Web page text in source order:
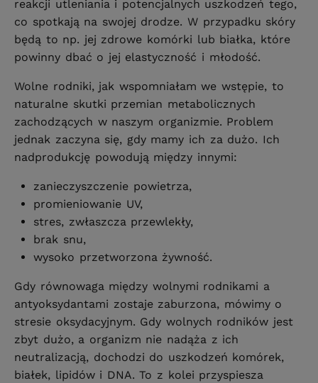
reakcji utleniania i potencjalnych uszkodzeń tego,
co spotkają na swojej drodze. W przypadku skóry
będą to np. jej zdrowe komórki lub białka, które
powinny dbać o jej elastyczność i młodość.
Wolne rodniki, jak wspomniałam we wstępie, to
naturalne skutki przemian metabolicznych
zachodzących w naszym organizmie. Problem
jednak zaczyna się, gdy mamy ich za dużo. Ich
nadprodukcję powodują między innymi:
zanieczyszczenie powietrza,
promieniowanie UV,
stres, zwłaszcza przewlekły,
brak snu,
wysoko przetworzona żywność.
Gdy równowaga między wolnymi rodnikami a
antyoksydantami zostaje zaburzona, mówimy o
stresie oksydacyjnym. Gdy wolnych rodników jest
zbyt dużo, a organizm nie nadąża z ich
neutralizacją, dochodzi do uszkodzeń komórek,
białek, lipidów i DNA. To z kolei przyspiesza